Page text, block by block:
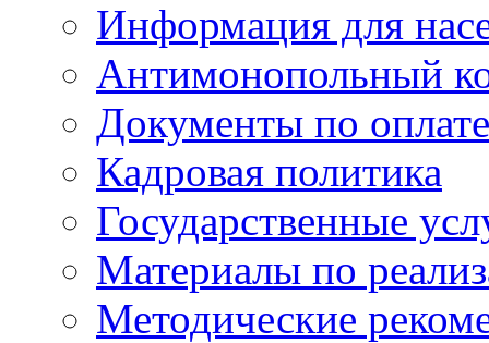
Информация для
Антимонопольный
Документы по
Кадровая политика
Государственные
Материалы по
Методические